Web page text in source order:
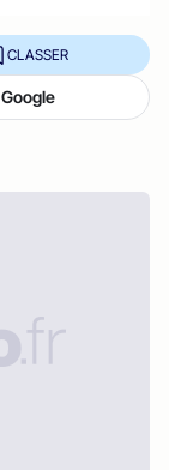
CLASSER